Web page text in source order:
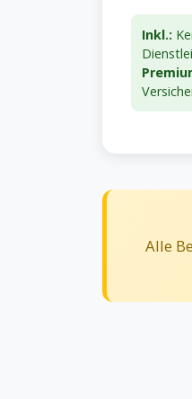
Inkl.:
Alle